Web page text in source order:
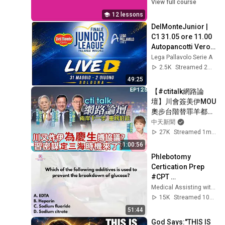
12 lessons
View full course
49:25
DelMonteJunior |
C1 31.05 ore 11.00
Autopancotti Vero
Volley Monza -
Allianz Milano
Lega Pallavolo Serie A
2.5K
1:00:56
【#ctitalk網路論
壇】川會簽美伊MOU
奧步台階替罪羊都找
好了?習近平布最強
同盟 破島鏈起手式開
視CtiTv
‪‪‪@ctitalk_official
中天新聞
27K
Streamed 1mo ago
51:44
Phlebotomy
Certication Prep
#CPT
#NPSCertification
#Phlebotomy
Medical Assisting with Ms. K
15K
Streamed 10mo ago
God Says:"THIS IS